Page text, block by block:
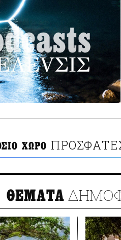
ΧΩΡΟ
ΘΕΜΑΤΑ